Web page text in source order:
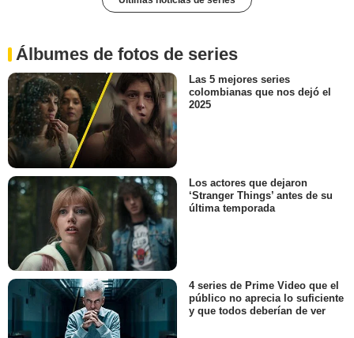
Álbumes de fotos de series
Las 5 mejores series
colombianas que nos dejó el
2025
Los actores que dejaron
‘Stranger Things’ antes de su
última temporada
4 series de Prime Video que el
público no aprecia lo suficiente
y que todos deberían de ver